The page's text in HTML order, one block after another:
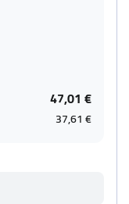
47,01 €
37,61 €